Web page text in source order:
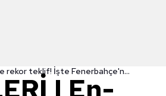
TRANSFER HABERLERİ | En-Nesyri'ye rekor teklif! İşte Fenerbahçe'nin talebi
| En-